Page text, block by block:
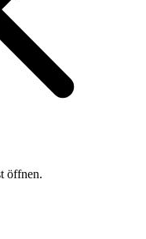
öffnen.